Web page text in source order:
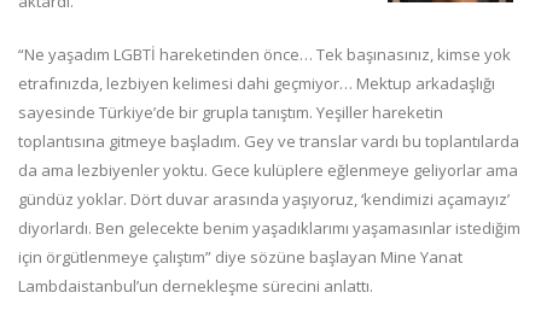
“Ne yaşadım LGBTİ hareketinden önce… Tek başınasınız, kimse yok
etrafınızda, lezbiyen kelimesi dahi geçmiyor… Mektup arkadaşlığı
sayesinde Türkiye’de bir grupla tanıştım. Yeşiller hareketin
toplantısına gitmeye başladım. Gey ve translar vardı bu toplantılarda
da ama lezbiyenler yoktu. Gece kulüplere eğlenmeye geliyorlar ama
gündüz yoklar. Dört duvar arasında yaşıyoruz, ‘kendimizi açamayız’
diyorlardı. Ben gelecekte benim yaşadıklarımı yaşamasınlar istediğim
için örgütlenmeye çalıştım” diye sözüne başlayan Mine Yanat
Lambdaistanbul’un dernekleşme sürecini anlattı.